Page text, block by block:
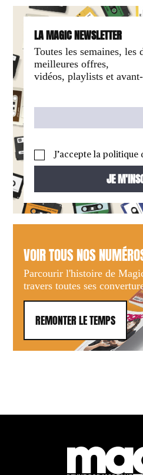
LA MAGIC NEWSLETTER
Toutes les semaines, les
meilleures offres,
vidéos, playlists et
J’accepte la politique
VOIR TOUS NOS
Parcourir l'histoire de
travers toutes ses
REMONTER LE TEMPS